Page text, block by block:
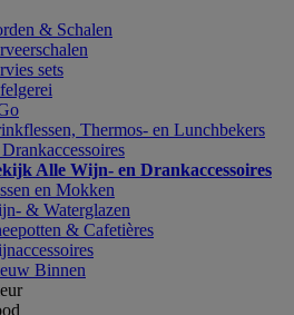
& Schalen
sets
Thermos- en Lunchbekers
Alle Wijn- en Drankaccessoires
en Mokken
& Waterglazen
& Cafetières
Binnen